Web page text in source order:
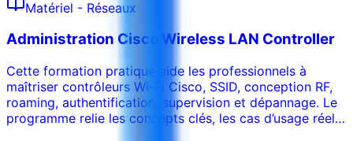
Matériel - Réseaux
Administration Cisco Wireless LAN Controller
Cette formation pratique aide les professionnels à
maîtriser contrôleurs Wi-Fi Cisco, SSID, conception RF,
roaming, authentification, supervision et dépannage. Le
programme relie les concepts clés, les cas d’usage réels,